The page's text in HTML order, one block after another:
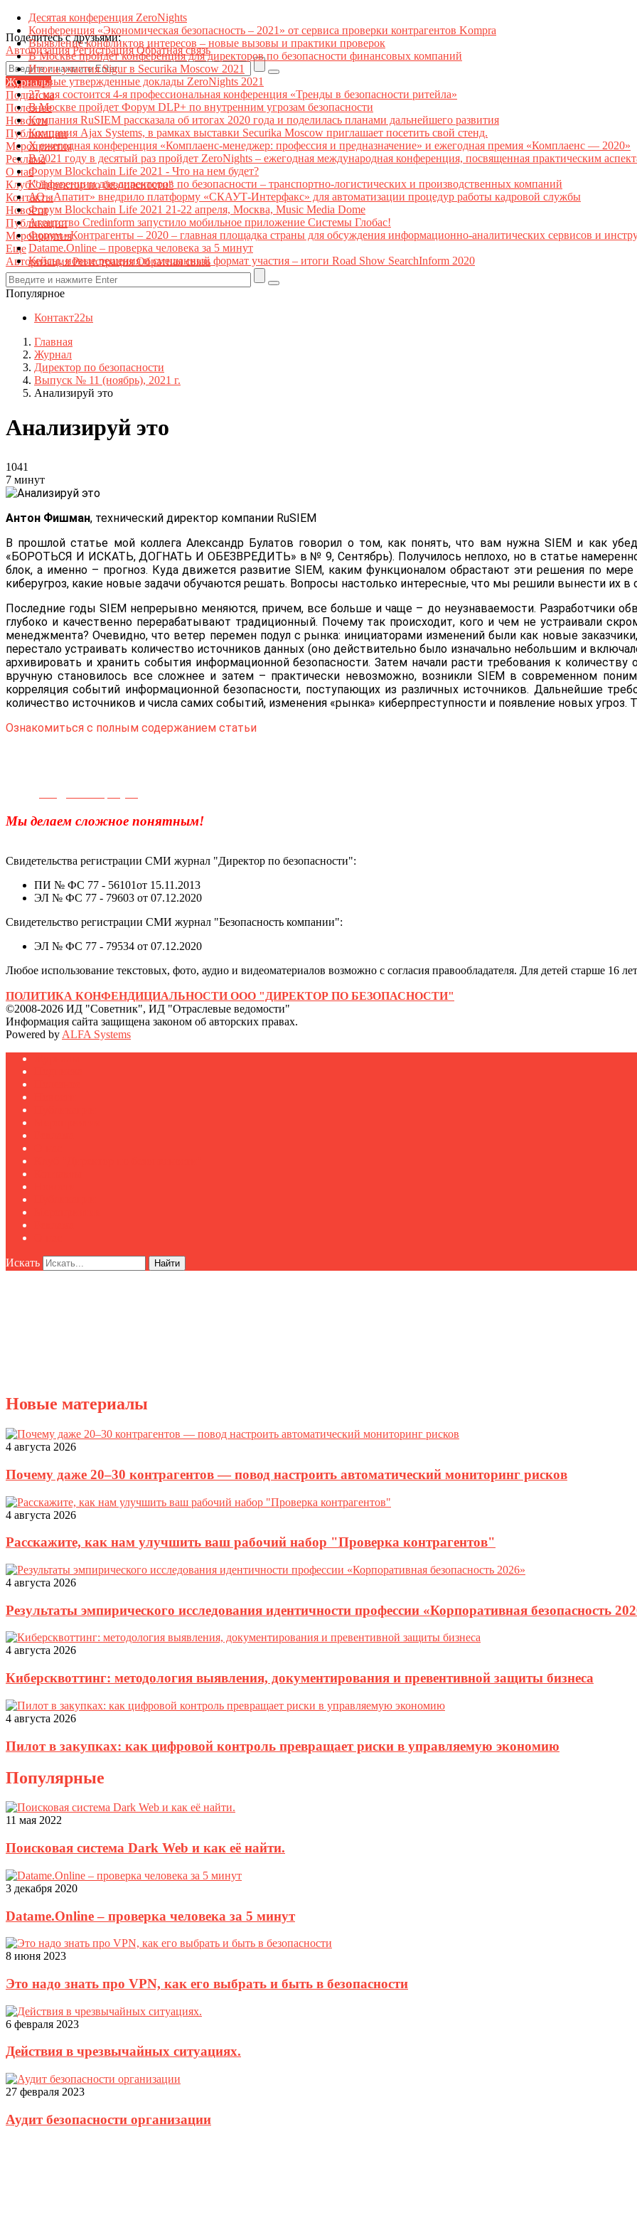
Поделитесь с друзьями:
АвторизацияРегистрацияОбратная связь
Журналы
Подписка
Полезное
Новости
Публикации
Мероприятия
Реклама
О нас
Клуб "Директор по безопасности"
Контакты
Новости
Публикации
Мероприятия
Еще
АвторизацияРегистрацияОбратная связь
Популярное
Десятая конференция ZeroNights
Конференция «Экономическая безопасность – 2021» от сервиса проверки контрагентов Kompra
Выявление конфликтов интересов – новые вызовы и практики проверок
В Москве пройдет конференция для директоров по безопасности финансовых компаний
Итоги участия Sigur в Securika Moscow 2021
Первые утвержденные доклады ZeroNights 2021
27 мая состоится 4-я профессиональная конференция «Тренды в безопасности ритейла»
В Москве пройдет Форум DLP+ по внутренним угрозам безопасности
Компания RuSIEM рассказала об итогах 2020 года и поделилась планами дальнейшего развития
Компания Ajax Systems, в рамках выставки Securika Moscow приглашает посетить свой стенд.
X ежегодная конференция «Комплаенс-менеджер: профессия и предназначение» и ежегодная премия «Комплаенс — 2020»
В 2021 году в десятый раз пройдет ZeroNights – ежегодная международная конференция, посвященная практическим
Форум Blockchain Life 2021 - Что на нем будет?
Конференции для директоров по безопасности – транспортно-логистических и производственных компаний
АО «Апатит» внедрило платформу «СКАУТ-Интерфакс» для автоматизации процедур работы кадровой службы
Форум Blockchain Life 2021 21-22 апреля, Москва, Music Media Dome
Агентство Credinform запустило мобильное приложение Системы Глобас!
Форум «Контрагенты – 2020 – главная площадка страны для обсуждения информационно-аналитических сервисов и
Datame.Online – проверка человека за 5 минут
Кейсы, новые решения и смешанный формат участия – итоги Road Show SearchInform 2020
Контакт22ы
Главная
Журнал
Директор по безопасности
Выпуск № 11 (ноябрь), 2021 г.
Анализируй это
Анализируй это
1041
7 минут
Антон Фишман, технический директор компании RuSIEM
В прошлой статье мой коллега Александр Булатов говорил о том, как понять, что вам нужна SIEM и как
«БОРОТЬСЯ И ИСКАТЬ, ДОГНАТЬ И ОБЕЗВРЕДИТЬ» в № 9, Сентябрь). Получилось неплохо, но в статье
блок, а именно – прогноз. Куда движется развитие SIEM, каким функционалом обрастают эти решения по
киберугроз, какие новые задачи обучаются решать. Вопросы настолько интересные, что мы решили вынести их в
Последние годы SIEM непрерывно меняются, причем, все больше и чаще – до неузнаваемости. Разработчики
глубоко и качественно перерабатывают традиционный. Почему так происходит, кого и чем не устраивали
менеджмента? Очевидно, что ветер перемен подул с рынка: инициаторами изменений были как новые
перестало устраивать количество источников данных (оно действительно было изначально небольшим и
архивировать и хранить события информационной безопасности. Затем начали расти требования к
вручную становилось все сложнее и затем – практически невозможно, возникли SIEM в современном
корреляция событий информационной безопасности, поступающих из различных источников. Дальнейшие
количество источников и числа самих событий, изменения «рынка» киберпреступности и появление новых угроз.
Ознакомиться с полным содержанием статьи
Мы делаем сложное понятным!
Свидетельства регистрации СМИ журнал "Директор по безопасности":
ПИ № ФС 77 - 56101от 15.11.2013
ЭЛ № ФС 77 - 79603 от 07.12.2020
Свидетельство регистрации СМИ журнал "Безопасность компании":
ЭЛ № ФС 77 - 79534 от 07.12.2020
Любое использование текстовых, фото, аудио и видеоматериалов возможно с согласия правообладателя. Для детей старше 16
ПОЛИТИКА КОНФЕНДИЦИАЛЬНОСТИ ООО "ДИРЕКТОР ПО БЕЗОПАСНОСТИ"
©2008-2026 ИД "Советник", ИД "Отраслевые ведомости"
Информация сайта защищена законом об авторских правах.
Powered by ALFA Systems
Искать Найти
Новые материалы
4 августа 2026
Почему даже 20–30 контрагентов — повод настроить автоматический мониторинг рисков
4 августа 2026
Расскажите, как нам улучшить ваш рабочий набор "Проверка контрагентов"
4 августа 2026
Результаты эмпирического исследования идентичности профессии «Корпоративная безопасность
4 августа 2026
Киберсквоттинг: методология выявления, документирования и превентивной защиты бизнеса
4 августа 2026
Пилот в закупках: как цифровой контроль превращает риски в управляемую экономию
Популярные
11 мая 2022
Поисковая система Dark Web и как её найти.
3 декабря 2020
Datame.Online – проверка человека за 5 минут
8 июня 2023
Это надо знать про VPN, как его выбрать и быть в безопасности
6 февраля 2023
Действия в чрезвычайных ситуациях.
27 февраля 2023
Аудит безопасности организации